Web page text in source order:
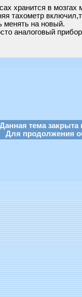
хранится в мозгах
тахометр
менять на новый.
аналоговый
Данная тема закрыта
Для продолжения